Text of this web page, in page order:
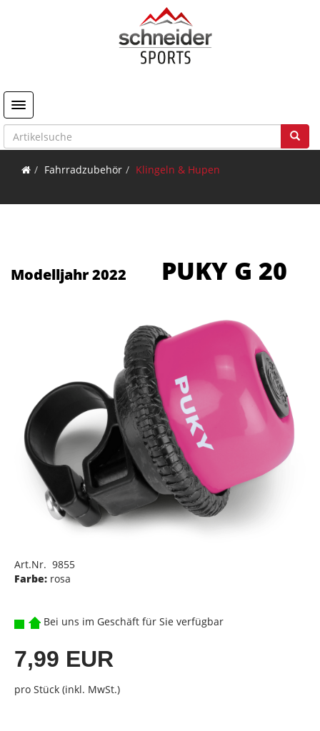
Toggle navigation
Fahrradzubehör Klingeln & Hupen
Modelljahr 2022 PUKY G 20
Art.Nr. 9855
Farbe: rosa
Bei uns im Geschäft für Sie verfügbar
7,99 EUR
pro Stück (inkl. MwSt.)